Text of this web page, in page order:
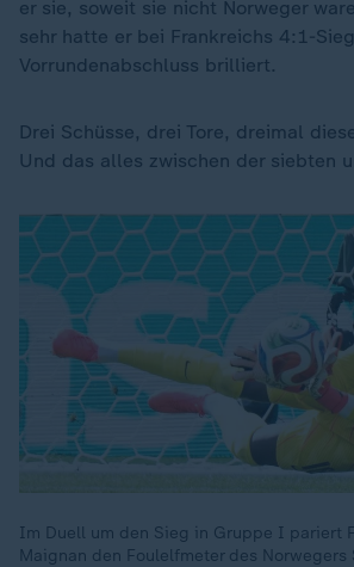
er sie, soweit sie nicht Norweger
sehr hatte er bei Frankreichs 4:1-
Vorrundenabschluss brilliert.
Drei Schüsse, drei Tore, dreimal
Und das alles zwischen der siebten
Im Duell um den Sieg in Gruppe I pariert
Maignan den Foulelfmeter des Norwegers